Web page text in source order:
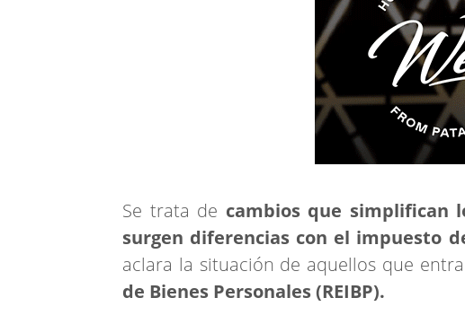
Se trata de cambios que simplifican
surgen diferencias con el impuesto
aclara la situación de aquellos que
de Bienes Personales (REIBP).